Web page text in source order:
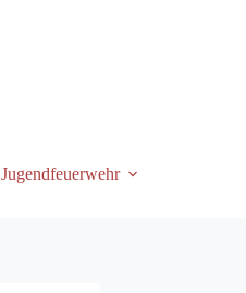
Jugendfeuerwehr